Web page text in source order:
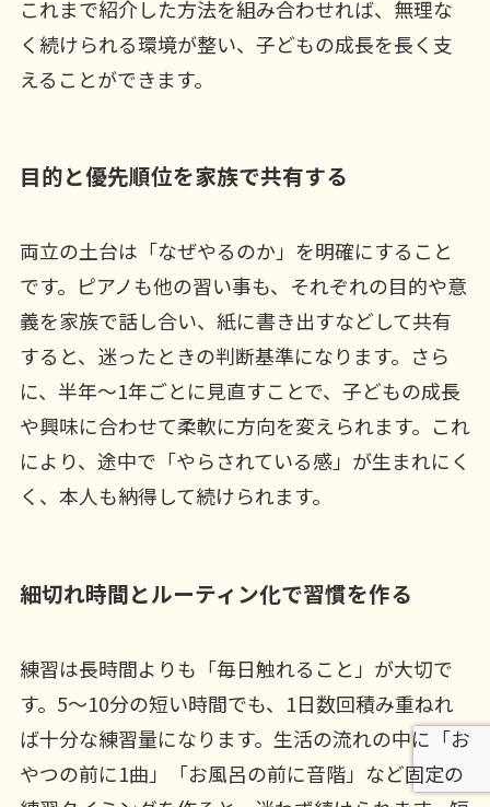
これまで紹介した方法を組み合わせれば、無理な
く続けられる環境が整い、子どもの成長を長く支
えることができます。
目的と優先順位を家族で共有する
両立の土台は「なぜやるのか」を明確にすること
です。ピアノも他の習い事も、それぞれの目的や意
義を家族で話し合い、紙に書き出すなどして共有
すると、迷ったときの判断基準になります。さら
に、半年〜1年ごとに見直すことで、子どもの成長
や興味に合わせて柔軟に方向を変えられます。これ
により、途中で「やらされている感」が生まれにく
く、本人も納得して続けられます。
細切れ時間とルーティン化で習慣を作る
練習は長時間よりも「毎日触れること」が大切で
す。5〜10分の短い時間でも、1日数回積み重ねれ
ば十分な練習量になります。生活の流れの中に「お
やつの前に1曲」「お風呂の前に音階」など固定の